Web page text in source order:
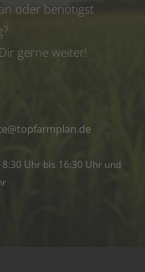
oder benötigst
gerne weiter!
Uhr bis 16:30 Uhr und